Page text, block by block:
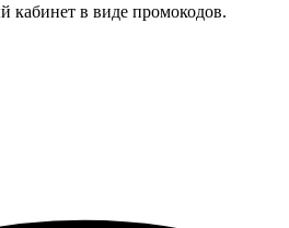
в виде промокодов.